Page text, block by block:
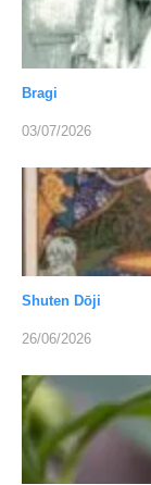
Bragi
03/07/2026
Shuten Dōji
26/06/2026